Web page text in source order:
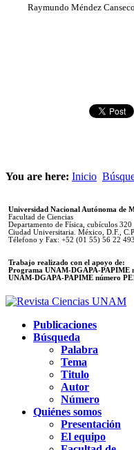
Raymundo Méndez Canseco
You are here: Inicio
Universidad Nacional Autónoma de
Facultad de Ciencias
Departamento de Física, cubículos 320
Ciudad Universitaria. México, D.F.,
Télefono y Fax: +52 (01 55) 56 22
Trabajo realizado con el apoyo de:
Programa UNAM-DGAPA-PAPIME
UNAM-DGAPA-PAPIME número
Publicaciones
Búsqueda
Palabra
Tema
Titulo
Autor
Número
Quiénes somos
Presentación
El equipo